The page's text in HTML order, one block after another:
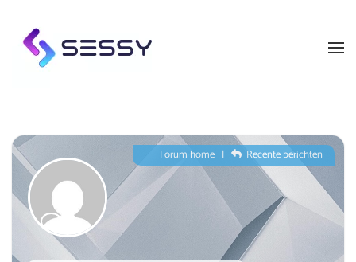
Skip to main content
Forum home| Recente berichten